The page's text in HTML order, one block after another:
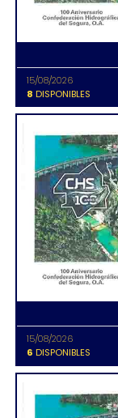
15/08/2026
8 DISPONIBLES
15/08/2026
6 DISPONIBLES